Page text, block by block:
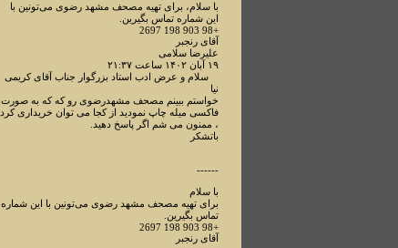
با سلام، برای تهیه مصحف مشهد رضوی می‌تونین با
این شماره تماس بگیرین.
+98 903 198 2697
آقای رنجبر
علیرضا سلامی
۱۹ آبان ۱۴۰۲ ساعت ۲۱:۳۷
سلام و عرض ادب استاد بزرگوار جناب آقای کریمی
نیا
خواستم ببینم مصحف مشهدرضوی رو که که به صورت
فاکسی میله چاپ نمودید از کجا می توان خریداری کرد
، ممنون می شم اگر پاسخ دهید.
باتشکر
------
با سلام
برای تهیه مصحف مشهد رضوی می‌تونین با این شماره
تماس بگیرین.
+98 903 198 2697
آقای رنجبر